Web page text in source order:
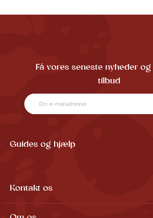
Få vores seneste nyheder
tilbud
Guides og hjælp
Kontakt os